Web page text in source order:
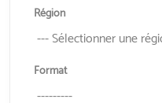
Région
Format